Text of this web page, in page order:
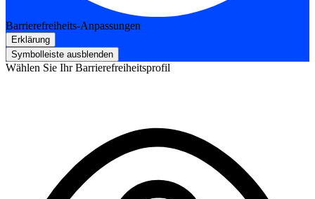
Barrierefreiheits-Anpassungen
Erklärung
Symbolleiste ausblenden
Wählen Sie Ihr Barrierefreiheitsprofil